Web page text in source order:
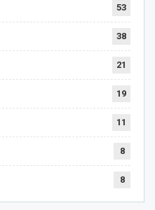
53
38
21
19
11
8
8